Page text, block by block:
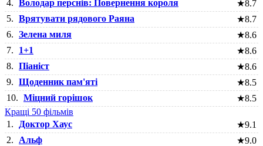
4. Володар перснів: Повернення короля ★8.7
5. Врятувати рядового Раяна ★8.7
6. Зелена миля ★8.6
7.
1+1 ★8.6
8. Піаніст ★8.6
9. Щоденник пам'яті ★8.5
10. Міцний горішок ★8.5
Кращі 50 фільмів
1.
Доктор Хаус ★9.1
2.
Альф ★9.0